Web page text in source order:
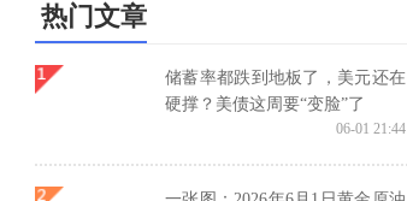
热门文章
储蓄率都跌到地板了，美元还在
硬撑？美债这周要“变脸”了
06-01 21:44